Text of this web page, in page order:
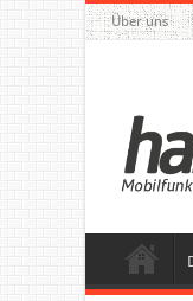
Über uns